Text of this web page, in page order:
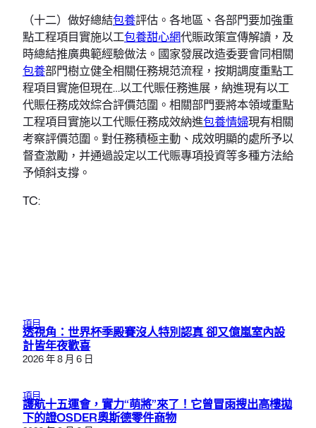
（十二）做好總結包養評估。各地區、各部門要加強重
點工程項目實施以工包養甜心網代賑政策宣傳解讀，及
時總結推廣典範經驗做法。國家發展改造委要會同相關
包養部門樹立健全相關任務規范流程，按期調度重點工
程項目實施但現在…以工代賑任務進展，納進現有以工
代賑任務成效綜合評價范圍。相關部門要將本領域重點
工程項目實施以工代賑任務成效納進包養情婦現有相關
考察評價范圍。對任務積極主動、成效明顯的處所予以
督查激勵，并通過設定以工代賑專項投資等多種方法給
予傾斜支撐。
TC:
項目
透視角：世界杯季殿賽沒人特別認真 卻又億嵐室內設
計皆年夜歡喜
2026 年 8 月 6 日
項目
護航十五運會，實力“萌將”來了！它曾冒雨搜出高樓拋
下的證OSDER奧斯德零件商物